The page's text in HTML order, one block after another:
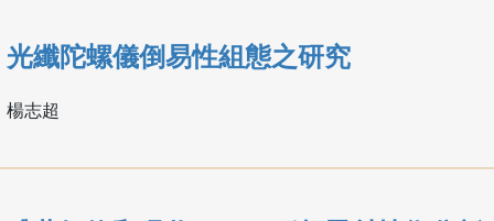
光纖陀螺儀倒易性組態之研究
楊志超